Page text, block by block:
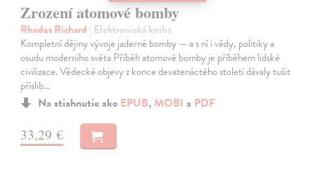
Zrození atomové bomby
Rhodes Richard | Elektronická kniha
Kompletní dějiny vývoje jaderné bomby — a s ní i vědy, politiky a
osudu moderního světa Příběh atomové bomby je příběhem lidské
civilizace. Vědecké objevy z konce devatenáctého století dávaly tušit
příslib…
Na stiahnutie ako EPUB, MOBI a PDF
33,29 €